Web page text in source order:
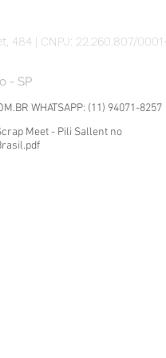
484 | CNPJ: 22.260.807/
- SP
WHATSAPP: (11) 94071-8257
Meet - Pili Sallent no